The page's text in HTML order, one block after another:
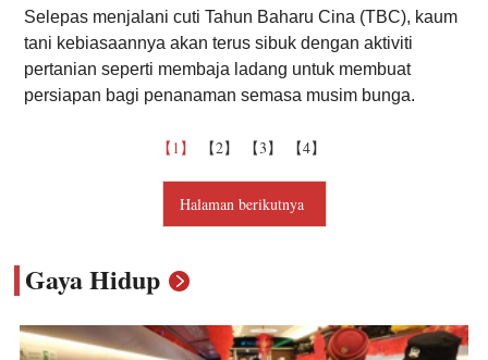
Selepas menjalani cuti Tahun Baharu Cina (TBC), kaum
tani kebiasaannya akan terus sibuk dengan aktiviti
pertanian seperti membaja ladang untuk membuat
persiapan bagi penanaman semasa musim bunga.
【1】 【2】 【3】 【4】
Halaman berikutnya
Gaya Hidup